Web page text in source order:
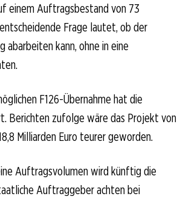
einem Auftragsbestand von 73
Frage lautet, ob der
abarbeiten kann, ohne in eine
F126-Übernahme hat die
Berichten zufolge wäre das Projekt von
Milliarden Euro teurer geworden.
Auftragsvolumen wird künftig die
Auftraggeber achten bei